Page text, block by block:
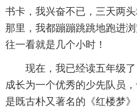
书卡，我兴奋不已，三天两
那里，我都蹦蹦跳跳地跑进
往一看就是几个小时！
现在，我已经读五年级
成长为一个优秀的少先队员
是既古朴又著名的《红楼梦